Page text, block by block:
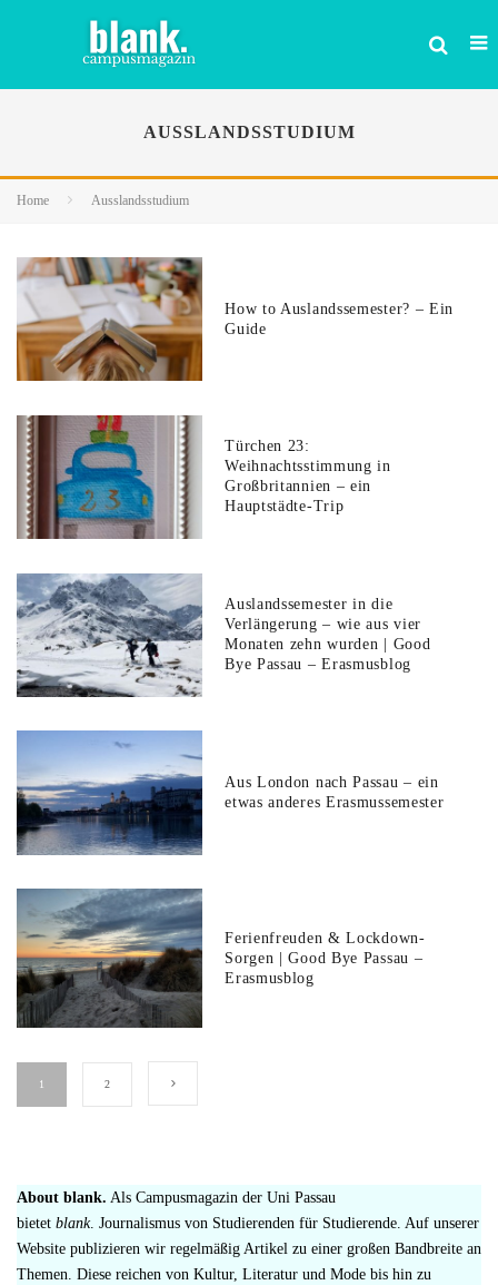
AUSSLANDSSTUDIUM
Home Ausslandsstudium
How to Auslandssemester? – Ein
Guide
Türchen 23:
Weihnachtsstimmung in
Großbritannien – ein
Hauptstädte-Trip
Auslandssemester in die
Verlängerung – wie aus vier
Monaten zehn wurden | Good
Bye Passau – Erasmusblog
Aus London nach Passau – ein
etwas anderes Erasmussemester
Ferienfreuden & Lockdown-
Sorgen | Good Bye Passau –
Erasmusblog
1 2
About blank. Als Campusmagazin der Uni Passau
bietet blank. Journalismus von Studierenden für Studierende. Auf unserer
Website publizieren wir regelmäßig Artikel zu einer großen Bandbreite an
Themen. Diese reichen von Kultur, Literatur und Mode bis hin zu